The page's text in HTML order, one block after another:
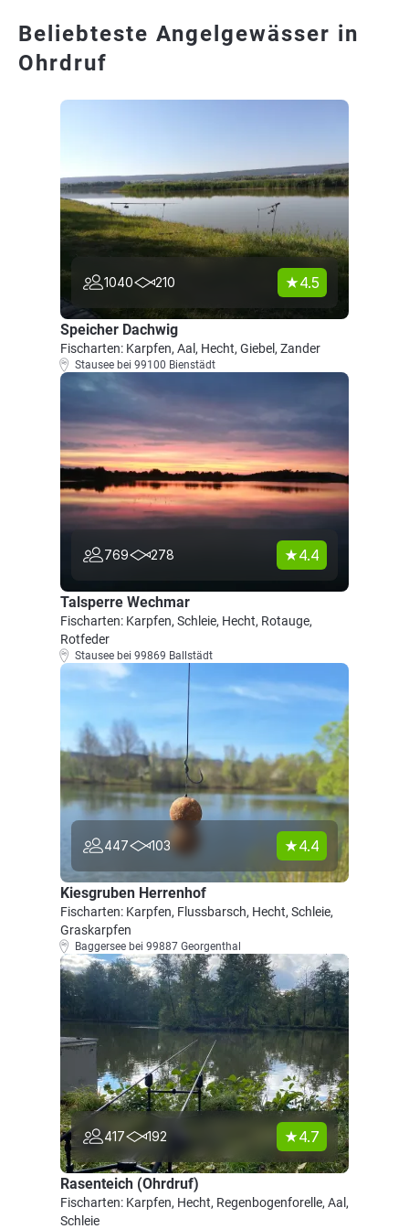
Beliebteste Angelgewässer in
Ohrdruf
1040 210 4.5
Speicher Dachwig
Fischarten: Karpfen, Aal, Hecht, Giebel, Zander
Stausee bei 99100 Bienstädt
769 278 4.4
Talsperre Wechmar
Fischarten: Karpfen, Schleie, Hecht, Rotauge,
Rotfeder
Stausee bei 99869 Ballstädt
447 103 4.4
Kiesgruben Herrenhof
Fischarten: Karpfen, Flussbarsch, Hecht, Schleie,
Graskarpfen
Baggersee bei 99887 Georgenthal
417 192 4.7
Rasenteich (Ohrdruf)
Fischarten: Karpfen, Hecht, Regenbogenforelle, Aal,
Schleie